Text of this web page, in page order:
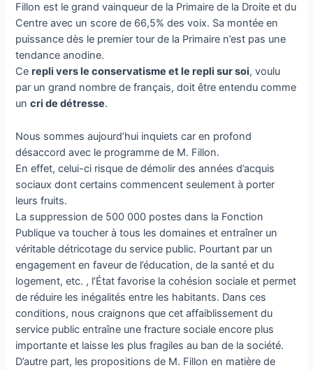
Fillon est le grand vainqueur de la Primaire de la Droite et du
Centre avec un score de 66,5% des voix. Sa montée en
puissance dès le premier tour de la Primaire n’est pas une
tendance anodine.
Cerepli vers le conservatisme et le repli sur soi, voulu
par un grand nombre de français, doit être entendu comme
uncri de détresse.
Nous sommes aujourd’hui inquiets car en profond
désaccord avec le programme de M. Fillon.
En effet, celui-ci risque de démolir des années d’acquis
sociaux dont certains commencent seulement à porter
leurs fruits.
La suppression de 500 000 postes dans la Fonction
Publique va toucher à tous les domaines et entraîner un
véritable détricotage du service public. Pourtant par un
engagement en faveur de l’éducation, de la santé et du
logement, etc. , l’État favorise la cohésion sociale et permet
de réduire les inégalités entre les habitants. Dans ces
conditions, nous craignons que cet affaiblissement du
service public entraîne une fracture sociale encore plus
importante et laisse les plus fragiles au ban de la société.
D’autre part, les propositions de M. Fillon en matière de